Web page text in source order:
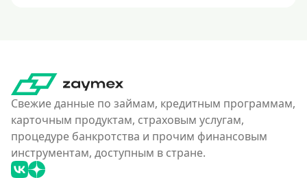
Свежие данные по займам, кредитным программам,
карточным продуктам, страховым услугам,
процедуре банкротства и прочим финансовым
инструментам, доступным в стране.